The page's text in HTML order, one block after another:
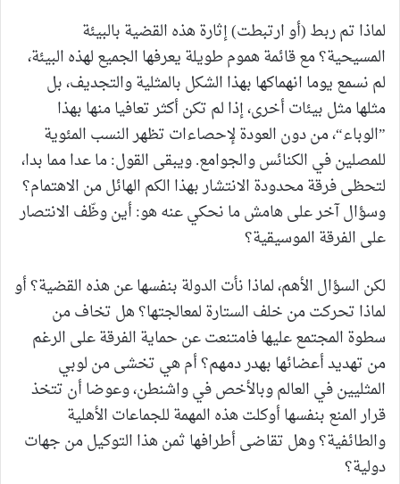
لماذا تم ربط (أو ارتبطت) إثارة هذه القضية بالبيئة
المسيحية؟ مع قائمة هموم طويلة يعرفها الجميع لهذه البيئة،
لم نسمع يوما انهماكها بهذا الشكل بالمثلية والتجديف، بل
مثلها مثل بيئات أخرى، إذا لم تكن أكثر تعافيا منها بهذا
”الوباء“، من دون العودة لإحصاءات تظهر النسب المئوية
للمصلين في الكنائس والجوامع. ويبقى القول: ما عدا مما بدا،
لتحظى فرقة محدودة الانتشار بهذا الكم الهائل من الاهتمام؟
وسؤال آخر على هامش ما نحكي عنه هو: أين وظّف الانتصار
على الفرقة الموسيقية؟
لكن السؤال الأهم، لماذا نأت الدولة بنفسها عن هذه القضية؟ أو
لماذا تحركت من خلف الستارة لمعالجتها؟ هل تخاف من
سطوة المجتمع عليها فامتنعت عن حماية الفرقة على الرغم
من تهديد أعضائها بهدر دمهم؟ أم هي تخشى من لوبي
المثليين في العالم وبالأخص في واشنطن، وعوضا أن تتخذ
قرار المنع بنفسها أوكلت هذه المهمة للجماعات الأهلية
والطائفية؟ وهل تقاضى أطرافها ثمن هذا التوكيل من جهات
دولية؟